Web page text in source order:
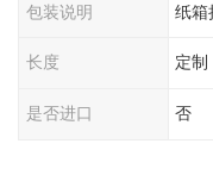
包装说明 纸箱
长度 定制
是否进口 否